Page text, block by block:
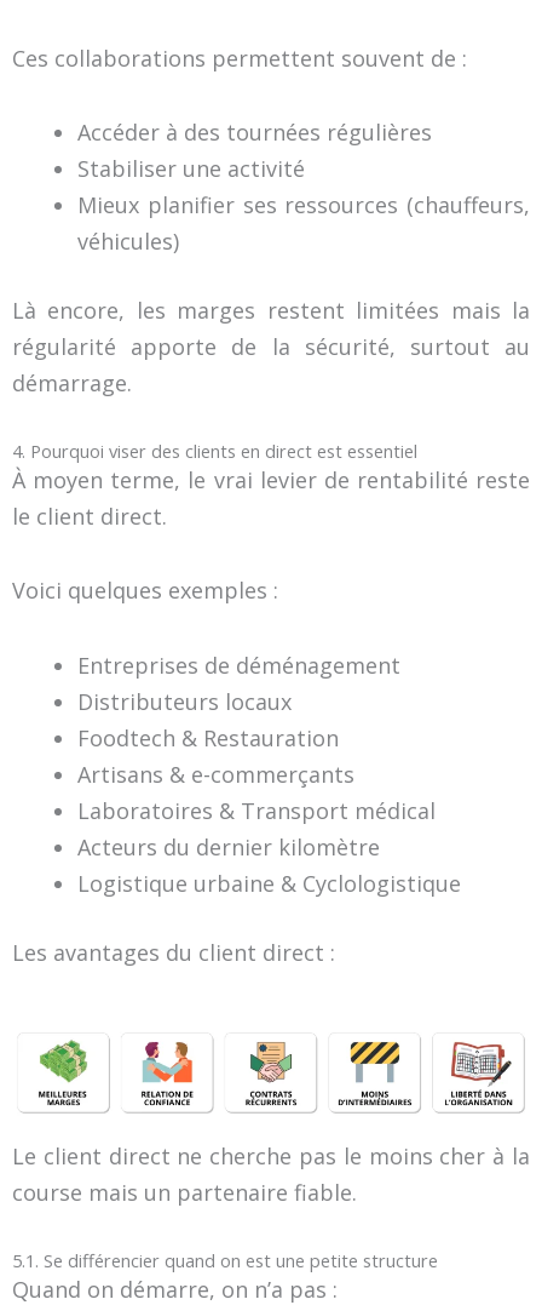
Ces collaborations permettent souvent de :
Accéder à des tournées régulières
Stabiliser une activité
Mieux planifier ses ressources (chauffeurs,
véhicules)
Là encore, les marges restent limitées mais la
régularité apporte de la sécurité, surtout au
démarrage.
4. Pourquoi viser des clients en direct est essentiel
À moyen terme, le vrai levier de rentabilité reste
le client direct.
Voici quelques exemples :
Entreprises de déménagement
Distributeurs locaux
Foodtech & Restauration
Artisans & e-commerçants
Laboratoires & Transport médical
Acteurs du dernier kilomètre
Logistique urbaine & Cyclologistique
Les avantages du client direct :
Le client direct ne cherche pas le moins cher à la
course mais un partenaire fiable.
5.1. Se différencier quand on est une petite structure
Quand on démarre, on n’a pas :